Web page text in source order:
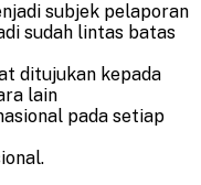
subjek pelaporan
sudah lintas batas
ditujukan kepada
lain
pada setiap